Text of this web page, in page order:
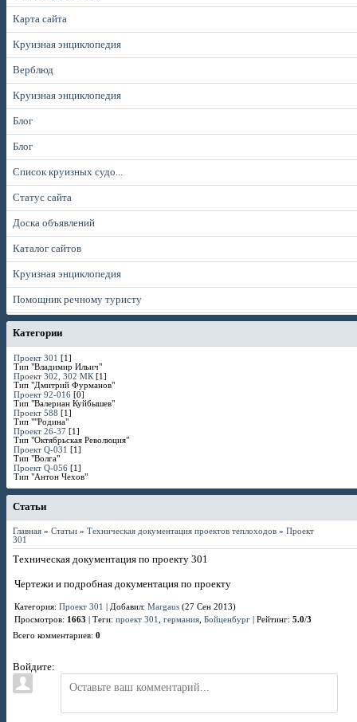
Карта сайта
Круизная энциклопедия
Верблюд
Круизная энциклопедия
Блог
Блог
Список круизных судо...
Статус сайта
Доска объявлений
Каталог сайтов
Круизная энциклопедия
Помощник речному туристу
Категории
Проект 301
[1]
Тип "Владимир Ильич"
Проект 302, 302 МК [1]
Тип "Дмитрий Фурманов"
Проект 92-016 [0]
Тип "Валериан Куйбышев"
Проект 588 [1]
Тип ""Родина"
Проект 26-37 [1]
Тип "Октябрьская Революция"
Проект Q-031
[1]
Тип "Волга"
Проект Q-056 [1]
Тип "Антон Чехов"
Статьи
Главная » Статьи » Техническая документация проектов теплоходов » Проект
301
Техническая документация по проекту 301
Чертежи и подробная документация по проекту
Категория: Проект 301 Добавил: Margaus (27 Сен 2013)
Просмотров: 1663 Теги: проект 301 германия Бойценбург Рейтинг: 5.0/3
Всего комментариев: 0
Войдите: